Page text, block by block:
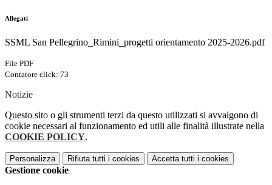
Allegati
SSML San Pellegrino_Rimini_progetti orientamento 2025-2026.pdf
File PDF
Contatore click: 73
Notizie
Questo sito o gli strumenti terzi da questo utilizzati si avvalgono di
cookie necessari al funzionamento ed utili alle finalità illustrate nella
COOKIE POLICY.
Personalizza Rifiuta tutti i cookies Accetta tutti i cookies
Gestione cookie